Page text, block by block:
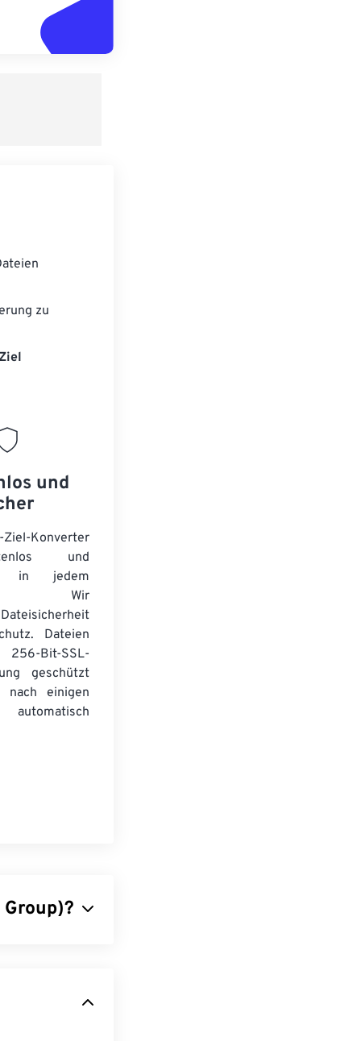
zu
und
Konverter
und
in jedem
Wir
Dateien
Bit-SSL-
geschützt
nach einigen
sich JPG-
Mit